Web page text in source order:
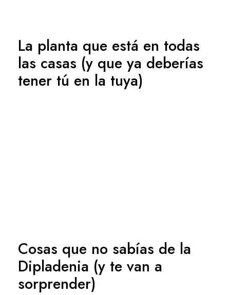
La planta que está en todas
las casas (y que ya deberías
tener tú en la tuya)
Cosas que no sabías de la
Dipladenia (y te van a
sorprender)